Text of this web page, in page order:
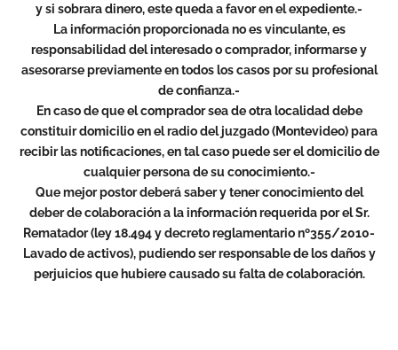
y si sobrara dinero, este queda a favor en el expediente.-
La información proporcionada no es vinculante, es
responsabilidad del interesado o comprador, informarse y
asesorarse previamente en todos los casos por su profesional
de confianza.-
En caso de que el comprador sea de otra localidad debe
constituir domicilio en el radio del juzgado (Montevideo) para
recibir las notificaciones, en tal caso puede ser el domicilio de
cualquier persona de su conocimiento.-
Que mejor postor deberá saber y tener conocimiento del
deber de colaboración a la información requerida por el Sr.
Rematador (ley 18.494 y decreto reglamentario nº355/2010-
Lavado de activos), pudiendo ser responsable de los daños y
perjuiciosque hubiere causado su falta de colaboración.